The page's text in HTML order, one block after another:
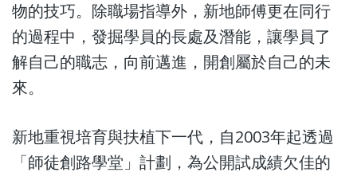
物的技巧。除職場指導外，新地師傅更在同行
的過程中，發掘學員的長處及潛能，讓學員了
解自己的職志，向前邁進，開創屬於自己的未
來。
新地重視培育與扶植下一代，自2003年起透過
「師徒創路學堂」計劃，為公開試成績欠佳的